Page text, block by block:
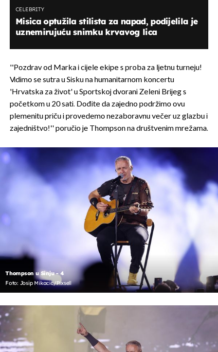
CELEBRITY
Misica optužila stilista za napad, podijelila je
uznemirujuću snimku krvavog lica
''Pozdrav od Marka i cijele ekipe s proba za ljetnu turneju!
Vidimo se sutra u Sisku na humanitarnom koncertu
'Hrvatska za život' u Sportskoj dvorani Zeleni Brijeg s
početkom u 20 sati. Dođite da zajedno podržimo ovu
plemenitu priču i provedemo nezaboravnu večer uz glazbu i
zajedništvo!'' poručio je Thompson na društvenim mrežama.
Thompson u Sinju - 4
Foto: Josip Mikacic/Pixsell